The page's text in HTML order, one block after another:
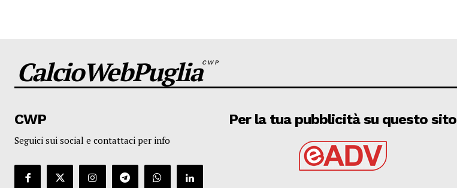
CalcioWebPugliaCWP
CWP
Seguici sui social e contattaci per info
Per la tua pubblicità su questo sito